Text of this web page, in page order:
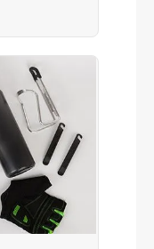
key system